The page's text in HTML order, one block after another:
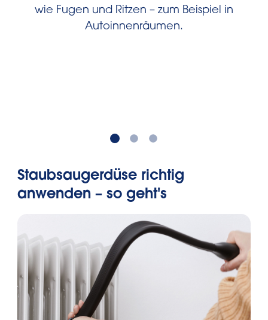
wie Fugen und Ritzen – zum Beispiel in
Autoinnenräumen.
Staubsaugerdüse richtig
anwenden – so geht's